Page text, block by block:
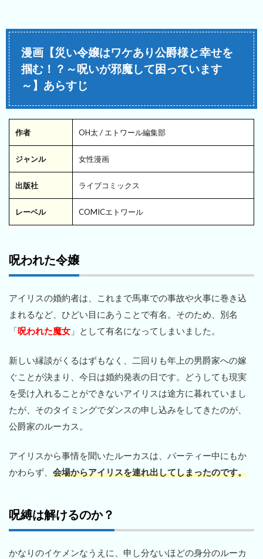
漫画【災い令嬢はワケあり公爵様と幸せを
掴む！？～呪いが邪魔して困っています
～】あらすじ
作者 OH太 / エトワール編集部
ジャンル 女性漫画
出版社 ライブコミックス
レーベル COMICエトワール
呪われた令嬢
アイリスの婚約者は、これまで馬車での事故や火事に巻き込
まれるなど、ひどい目にあうことで有名。そのため、別名
「呪われた魔女 」として有名になってしまいました。
新しい縁談がくるはずもなく、二回りも年上の男爵家への嫁
ぐことが決まり、今日は婚約発表の日です。どうしても現実
を受け入れることができないアイリスは途方に暮れていまし
たが、そのタイミングでダンスの申し込みをしてきたのが、
公爵家のルーカス。
アイリスから事情を聞いたルーカスは、パーティー中にもか
かわらず、 会場からアイリスを連れ出してしまったのです。
呪縛は解けるのか？
かなりのイケメンなうえに、申し分ないほどの身分のルーカ